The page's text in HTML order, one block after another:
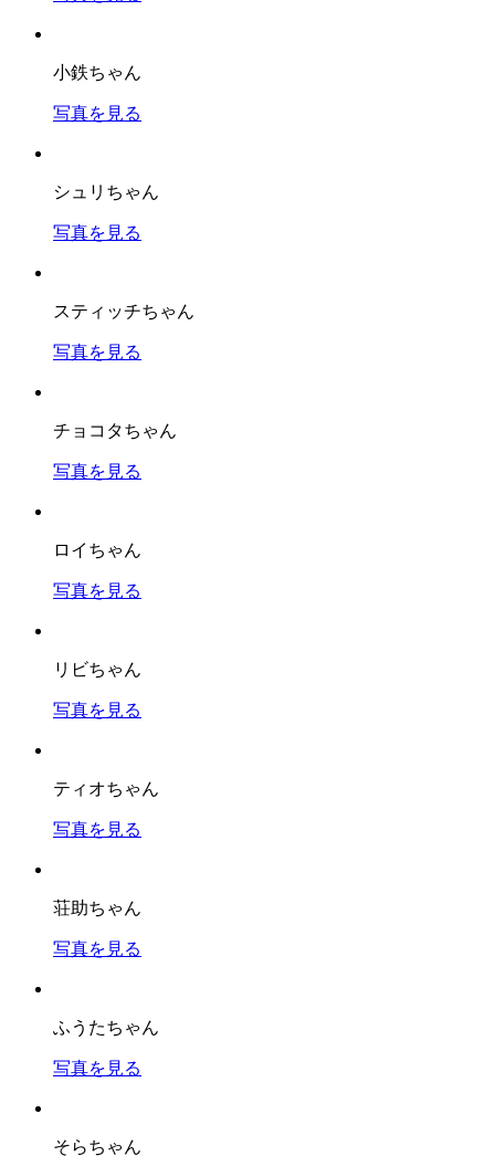
小鉄ちゃん
写真を見る
シュリちゃん
写真を見る
スティッチちゃん
写真を見る
チョコタちゃん
写真を見る
ロイちゃん
写真を見る
リビちゃん
写真を見る
ティオちゃん
写真を見る
荘助ちゃん
写真を見る
ふうたちゃん
写真を見る
そらちゃん